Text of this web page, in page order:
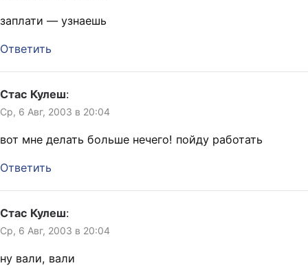
заплати — узнаешь
Ответить
Стас Кулеш:
Ср, 6 Авг, 2003 в 20:04
вот мне делать больше нечего! пойду работать
Ответить
Стас Кулеш:
Ср, 6 Авг, 2003 в 20:04
ну вали, вали